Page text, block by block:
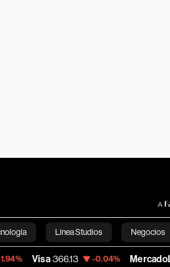
Línea Studios Negocios
English
366.13 -0.04% MercadoLibre